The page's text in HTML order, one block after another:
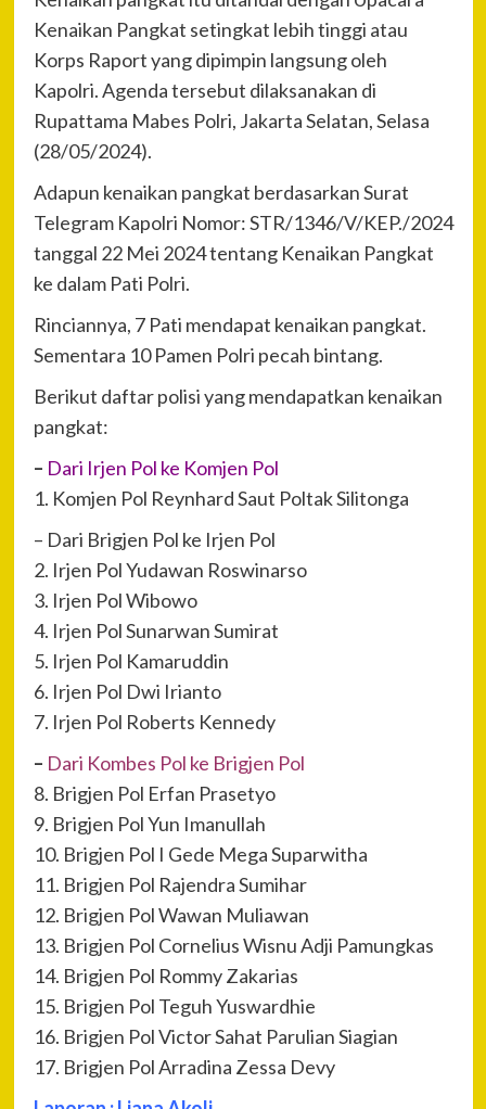
Kenaikan Pangkat setingkat lebih tinggi atau
Korps Raport yang dipimpin langsung oleh
Kapolri. Agenda tersebut dilaksanakan di
Rupattama Mabes Polri, Jakarta Selatan, Selasa
(28/05/2024).
Adapun kenaikan pangkat berdasarkan Surat
Telegram Kapolri Nomor: STR/1346/V/KEP./2024
tanggal 22 Mei 2024 tentang Kenaikan Pangkat
ke dalam Pati Polri.
Rinciannya, 7 Pati mendapat kenaikan pangkat.
Sementara 10 Pamen Polri pecah bintang.
Berikut daftar polisi yang mendapatkan kenaikan
pangkat:
– Dari Irjen Pol ke Komjen Pol
1. Komjen Pol Reynhard Saut Poltak Silitonga
– Dari Brigjen Pol ke Irjen Pol
2. Irjen Pol Yudawan Roswinarso
3. Irjen Pol Wibowo
4. Irjen Pol Sunarwan Sumirat
5. Irjen Pol Kamaruddin
6. Irjen Pol Dwi Irianto
7. Irjen Pol Roberts Kennedy
– Dari Kombes Pol ke Brigjen Pol
8. Brigjen Pol Erfan Prasetyo
9. Brigjen Pol Yun Imanullah
10. Brigjen Pol I Gede Mega Suparwitha
11. Brigjen Pol Rajendra Sumihar
12. Brigjen Pol Wawan Muliawan
13. Brigjen Pol Cornelius Wisnu Adji Pamungkas
14. Brigjen Pol Rommy Zakarias
15. Brigjen Pol Teguh Yuswardhie
16. Brigjen Pol Victor Sahat Parulian Siagian
17. Brigjen Pol Arradina Zessa Devy